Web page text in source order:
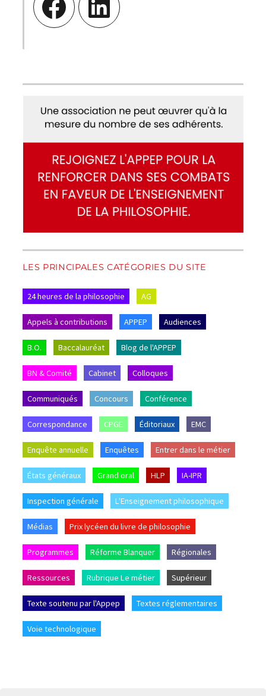
LES PRINCIPALES CATÉGORIES DU SITE
24 heures de la philosophie AG
Appels à contributions APPEP Audiences
B.O. Baccalauréat Blog de l'APPEP
BN & Comité Cabinet Colloques
Communiqués Concours Conférence
Correspondance CPGE Éditoriaux EMC
Enquête annuelle Enquêtes Entrer dans le métier
États généraux Grand oral HLP IA-IPR
Inspection générale L'Enseignement philosophique
Médias Prix lycéen du livre de philosophie
Programmes Réforme Blanquer Régionales
Ressources Rubrique Le métier Supérieur
Texte soutenu par l'Appep Textes réglementaires
Voie technologique